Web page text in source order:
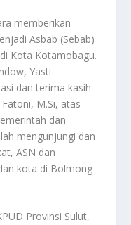
memberikan
Asbab (Sebab)
Kota Kotamobagu.
Yasti
dan terima kasih
M.Si, atas
dan
mengunjungi dan
ASN dan
kota di Bolmong
Provinsi Sulut,